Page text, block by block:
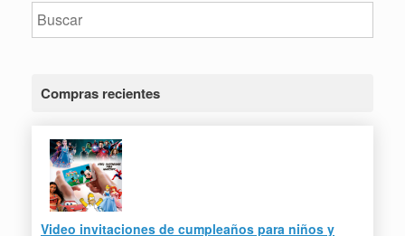
Compras recientes
Video invitaciones de cumpleaños para niños y